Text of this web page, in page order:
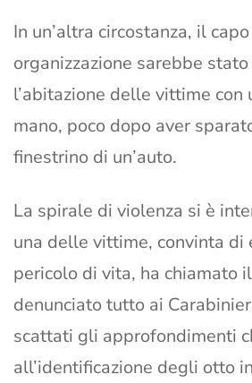
In un’altra circostanza, il
organizzazione sarebbe
l’abitazione delle vittime con
mano, poco dopo aver
finestrino di un’auto.
La spirale di violenza si è
una delle vittime, convinta di
pericolo di vita, ha chiamato
denunciato tutto ai
scattati gli approfondimenti
all’identificazione degli otto